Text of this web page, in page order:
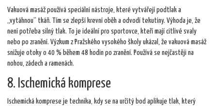
Vakuová masáž používá speciální nástroje, které vytvářejí podtlak a
„vytáhnou“ tkáň. Tím se zlepší krevní oběh a odvodí tekutiny. Výhoda je, že
není potřeba silný tlak. To je ideální pro sportovce, kteří mají citlivé svaly
nebo po zranění. Výzkum z Pražského vysokého školy ukázal, že vakuová masáž
snižuje otoky o 40 % během 48 hodin po zranění. Používá se nejčastěji na
nohou, zádech a ramenách.
8. Ischemická komprese
Ischemická komprese je technika, kdy se na určitý bod aplikuje tlak, který